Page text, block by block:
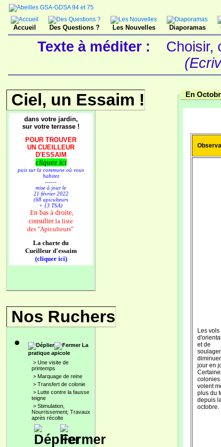
Accueil Des Questions ? Les Nouvelles Diaporamas
Texte à méditer :
Choisir,
Ciel, un Essaim !
dans votre jardin,
sur votre terrasse !
POUR TROUVER
UN CUEILLEUR
D'ESSAIM
cliquez ici
puis sur la commune où vous
habitez
------
mise à jour le
21 février 2022
(68 apiculteurs
+ 13 TSA)
En bas à droite,
consulter la liste
des "Apiculteurs"
La charte du
Cueilleur d'essaim
(cliquer ici)
Nos Ruchers
La
pratique apicole
> Une visite de
printemps
> Marquage de reine
> Transfert de colonie
> Lutte contre la fausse
teigne
> Stimulation,
Nourrissement; Travaux
après récolte
En
Les vols
et de
jour en
colonies
volent
plus du
depuis
octobre.